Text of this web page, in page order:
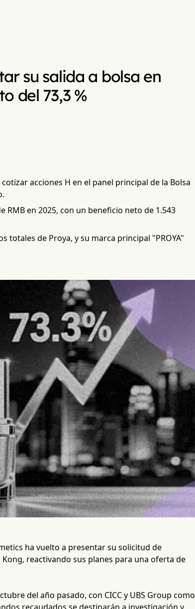
su salida a bolsa en
del 73,3 %
acciones H en el panel principal de la Bolsa
en 2025, con un beneficio neto de 1.543
totales de Proya, y su marca principal "PROYA"
ha vuelto a presentar su solicitud de
reactivando sus planes para una oferta de
del año pasado, con CICC y UBS Group como